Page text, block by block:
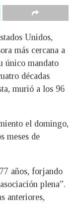
Unidos,
más cercana a
único mandato
décadas
murió a los 96
el domingo,
meses de
años, forjando
plena”.
anteriores,